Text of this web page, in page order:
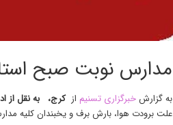
مدارس نوبت صبح
به گزارشخبرگزاری تسنیم از کرج، به نقل از
علت برودت هوا، بارش برف و یخبندان کلیه